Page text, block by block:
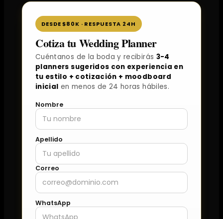
DESDE $80K · RESPUESTA 24H
Cotiza tu Wedding Planner
Cuéntanos de la boda y recibirás 3-4
planners sugeridos con experiencia en
tu estilo + cotización + moodboard
inicial en menos de 24 horas hábiles.
Nombre
Apellido
Correo
WhatsApp